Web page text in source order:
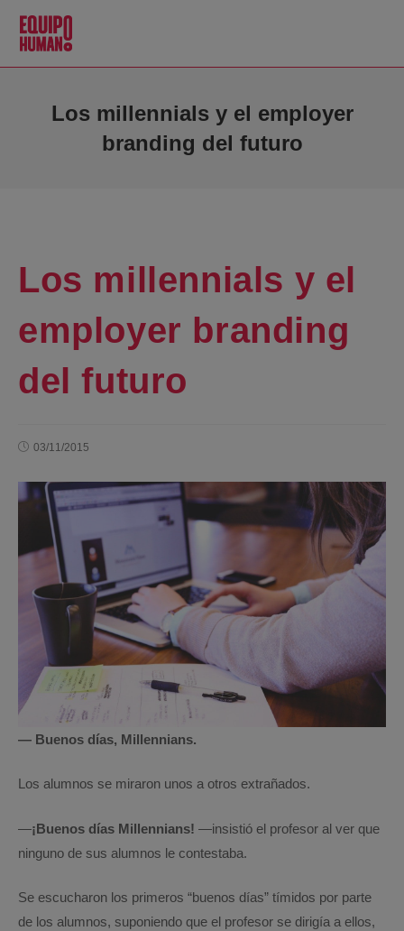
Los millennials y el employer
branding del futuro
Los millennials y el
employer branding
del futuro
03/11/2015
— Buenos días, Millennians.
Los alumnos se miraron unos a otros extrañados.
—¡Buenos días Millennians! —insistió el profesor al ver que
ninguno de sus alumnos le contestaba.
Se escucharon los primeros “buenos días” tímidos por parte
de los alumnos, suponiendo que el profesor se dirigía a ellos,